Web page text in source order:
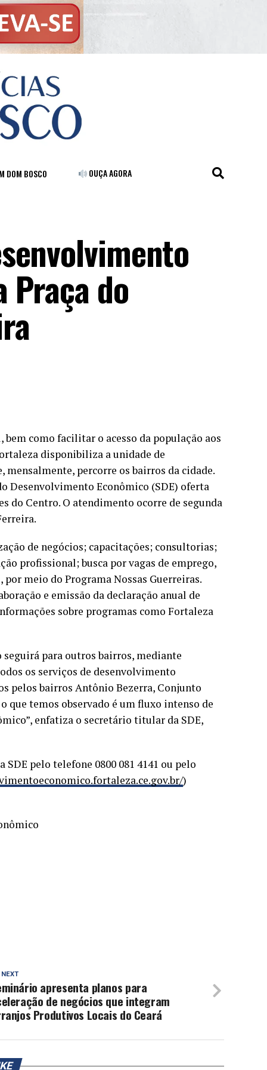
DOM BOSCO OUÇA AGORA
Praça do
como facilitar o acesso da população aos
disponibiliza a unidade de
percorre os bairros da cidade.
Desenvolvimento Econômico (SDE) oferta
do Centro. O atendimento ocorre de segunda
de negócios; capacitações; consultorias;
profissional; busca por vagas de emprego,
meio do Programa Nossas Guerreiras.
e emissão da declaração anual de
sobre programas como Fortaleza
para outros bairros, mediante
os serviços de desenvolvimento
pelos bairros Antônio Bezerra, Conjunto
que temos observado é um fluxo intenso de
enfatiza o secretário titular da SDE,
pelo telefone 0800 081 4141 ou pelo
)
apresenta planos para
de negócios que integram
Produtivos Locais do Ceará